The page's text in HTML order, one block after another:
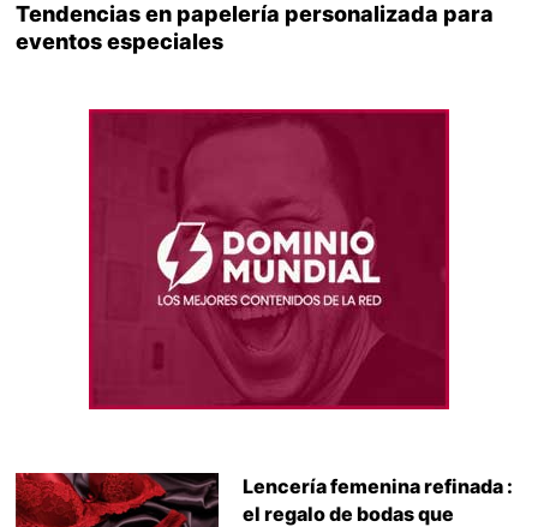
Tendencias en papelería personalizada para
eventos especiales
Lencería femenina refinada :
el regalo de bodas que